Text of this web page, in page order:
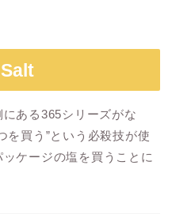
ある365シリーズがな
を買う”という必殺技が使
ケージの塩を買うことに